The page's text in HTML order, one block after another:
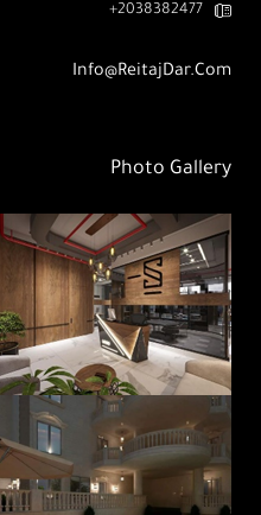
2038382477+
Info@ReitajDar.com
Photo Gallery